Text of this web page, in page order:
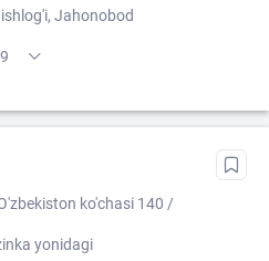
Jahonobod
ko'chasi 140 /
yonidagi